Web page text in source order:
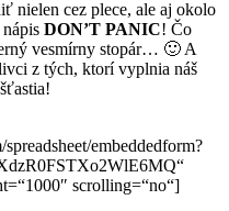
nielen cez plece, ale aj okolo
DON’T PANIC! Čo
vesmírny stopár… 🙂 A
z tých, ktorí vyplnia náš
embeddedform?
scrolling=“no“]